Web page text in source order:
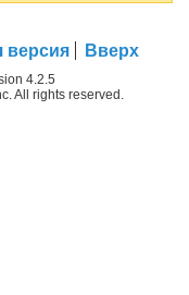
версия Вверх
4.2.5
All rights reserved.